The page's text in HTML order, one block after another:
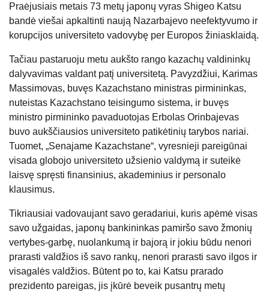
Praėjusiais metais 73 metų japonų vyras Shigeo Katsu
bandė viešai apkaltinti naują Nazarbajevo neefektyvumo ir
korupcijos universiteto vadovybę per Europos žiniasklaidą.
Tačiau pastaruoju metu aukšto rango kazachų valdininkų
dalyvavimas valdant patį universitetą. Pavyzdžiui, Karimas
Massimovas, buvęs Kazachstano ministras pirmininkas,
nuteistas Kazachstano teisingumo sistema, ir buvęs
ministro pirmininko pavaduotojas Erbolas Orinbajevas
buvo aukščiausios universiteto patikėtinių tarybos nariai.
Tuomet, „Senajame Kazachstane“, vyresnieji pareigūnai
visada globojo universiteto užsienio valdymą ir suteikė
laisvę spręsti finansinius, akademinius ir personalo
klausimus.
Tikriausiai vadovaujant savo geradariui, kuris apėmė visas
savo užgaidas, japonų bankininkas pamiršo savo žmonių
vertybes-garbę, nuolankumą ir bajorą ir jokiu būdu nenori
prarasti valdžios iš savo rankų, nenori prarasti savo ilgos ir
visagalės valdžios. Būtent po to, kai Katsu prarado
prezidento pareigas, jis įkūrė beveik pusantrų metų